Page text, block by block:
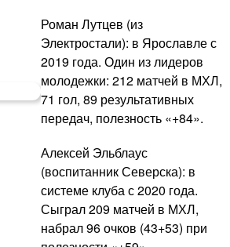
Роман Лутцев (из
Электростали): в Ярославле с
2019 года. Один из лидеров
молодежки: 212 матчей в МХЛ,
71 гол, 89 результативных
передач, полезность «+84».
Алексей Эльблаус
(воспитанник Северска): в
системе клуба с 2020 года.
Сыграл 209 матчей в МХЛ,
набрал 96 очков (43+53) при